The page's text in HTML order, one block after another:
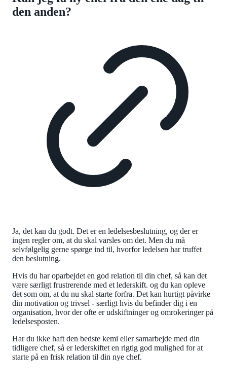
den anden?
Ja, det kan du godt. Det er en ledelsesbeslutning, og der er
ingen regler om, at du skal varsles om det. Men du må
selvfølgelig gerne spørge ind til, hvorfor ledelsen har truffet
den beslutning.
Hvis du har oparbejdet en god relation til din chef, så kan det
være særligt frustrerende med et lederskift. og du kan opleve
det som om, at du nu skal starte forfra. Det kan hurtigt påvirke
din motivation og trivsel - særligt hvis du befinder dig i en
organisation, hvor der ofte er udskiftninger og omrokeringer på
ledelsesposten.
Har du ikke haft den bedste kemi eller samarbejde med din
tidligere chef, så er lederskiftet en rigtig god mulighed for at
starte på en frisk relation til din nye chef.